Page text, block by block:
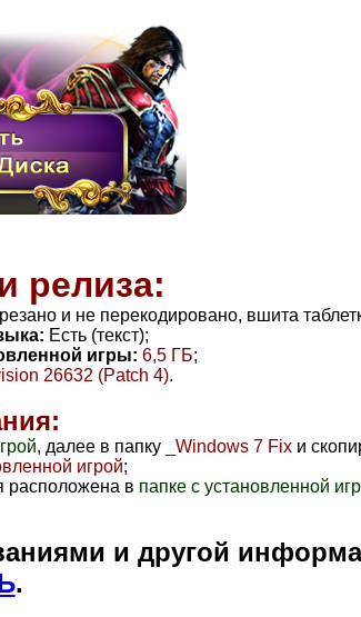
релиза:
и не перекодировано, вшита
Есть (текст);
игры: 6,5 ГБ;
26632 (Patch 4).
, далее в папку _Windows 7 Fix и
игрой;
расположена в папке с установленной
и другой
.